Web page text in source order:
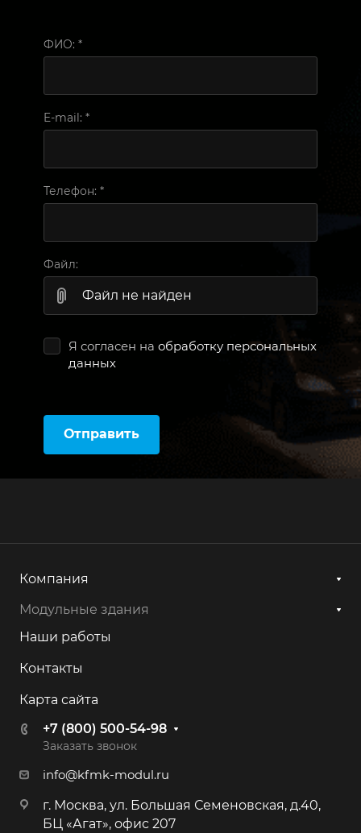
ФИО: *
E-mail: *
Телефон: *
Файл:
Файл не найден
Я согласен на обработку персональных
данных
Отправить
Компания
Модульные здания
Наши работы
Контакты
Карта сайта
+7 (800) 500-54-98
Заказать звонок
info@kfmk-modul.ru
г. Москва, ул. Большая Семеновская, д.40,
БЦ «Агат», офис 207